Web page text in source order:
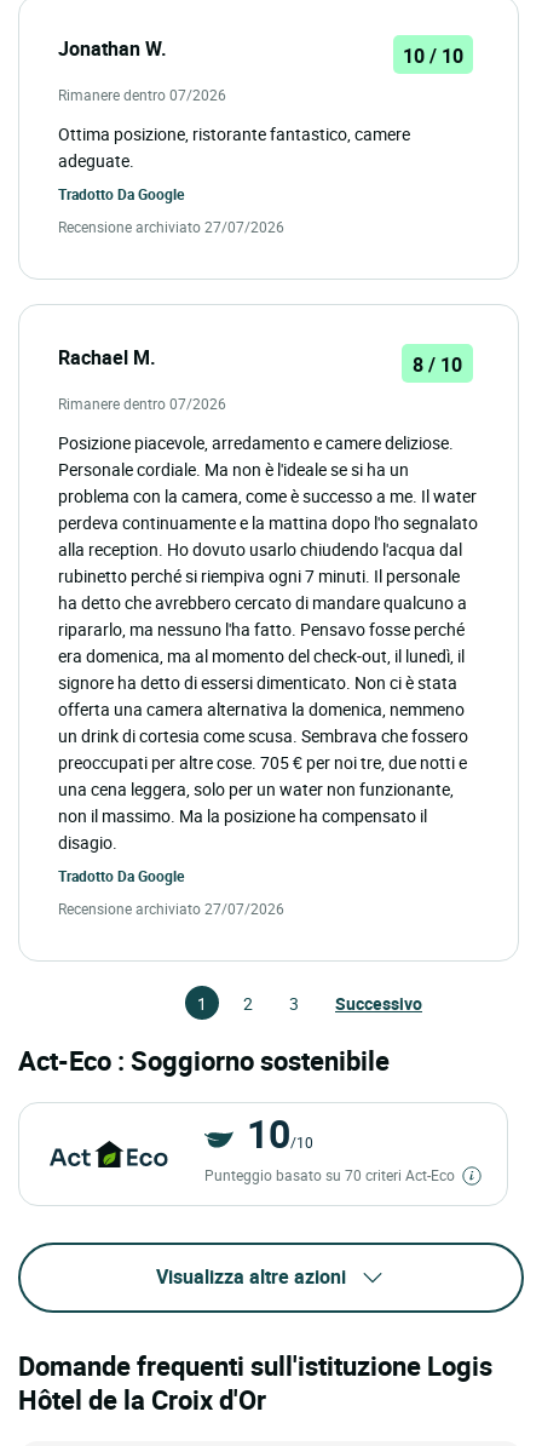
Jonathan W. 10 / 10
Rimanere dentro 07/2026
Ottima posizione, ristorante fantastico, camere
adeguate.
Tradotto DaGoogle
Recensione archiviato 27/07/2026
Rachael M. 8 / 10
Rimanere dentro 07/2026
Posizione piacevole, arredamento e camere deliziose.
Personale cordiale. Ma non è l'ideale se si ha un
problema con la camera, come è successo a me. Il water
perdeva continuamente e la mattina dopo l'ho segnalato
alla reception. Ho dovuto usarlo chiudendo l'acqua dal
rubinetto perché si riempiva ogni 7 minuti. Il personale
ha detto che avrebbero cercato di mandare qualcuno a
ripararlo, ma nessuno l'ha fatto. Pensavo fosse perché
era domenica, ma al momento del check-out, il lunedì, il
signore ha detto di essersi dimenticato. Non ci è stata
offerta una camera alternativa la domenica, nemmeno
un drink di cortesia come scusa. Sembrava che fossero
preoccupati per altre cose. 705 € per noi tre, due notti e
una cena leggera, solo per un water non funzionante,
non il massimo. Ma la posizione ha compensato il
disagio.
Tradotto DaGoogle
Recensione archiviato 27/07/2026
1 2 3 Successivo
Act-Eco : Soggiorno sostenibile
10/10
Punteggio basato su 70 criteri Act-Eco
Visualizza altre azioni
Domande frequenti sull'istituzione Logis
Hôtel de la Croix d'Or